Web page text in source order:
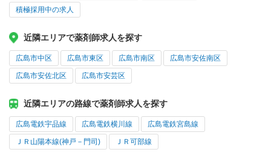
積極採用中の求人
近隣エリアで薬剤師求人を探す
広島市中区 広島市東区 広島市南区 広島市安佐南区
広島市安佐北区 広島市安芸区
近隣エリアの路線で薬剤師求人を探す
広島電鉄宇品線 広島電鉄横川線 広島電鉄宮島線
ＪＲ山陽本線(神戸－門司) ＪＲ可部線